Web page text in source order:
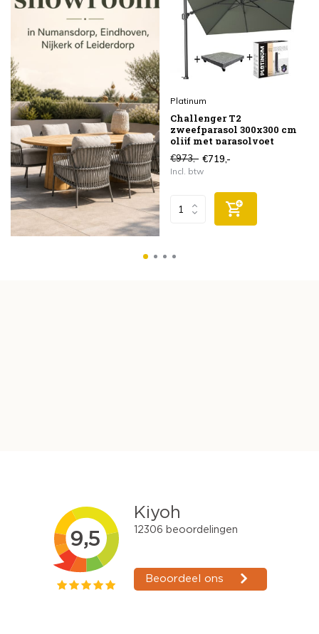
Platinum
Challenger T2
zweefparasol 300x300 cm
olijf met parasolvoet
90kg en hoes
€973,- €719,-
Incl. btw